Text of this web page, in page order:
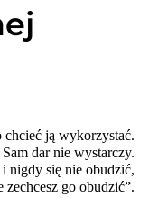
chcieć ją wykorzystać.
Sam dar nie wystarczy.
nigdy się nie obudzić,
zechcesz go obudzić”.